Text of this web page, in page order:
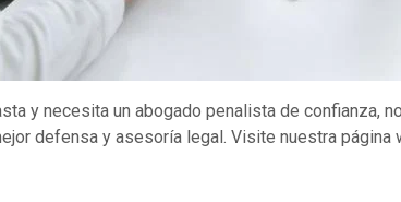
y necesita un abogado penalista de confianza,
defensa y asesoría legal. Visite nuestra página